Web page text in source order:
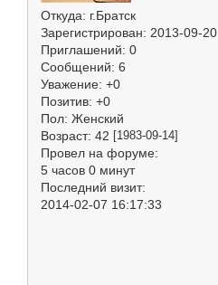
Откуда: г.Братск
Зарегистрирован: 2013-09-20
Приглашений: 0
Сообщений: 6
Уважение: +0
Позитив: +0
Пол: Женский
Возраст: 42 [1983-09-14]
Провел на форуме:
5 часов 0 минут
Последний визит:
2014-02-07 16:17:33